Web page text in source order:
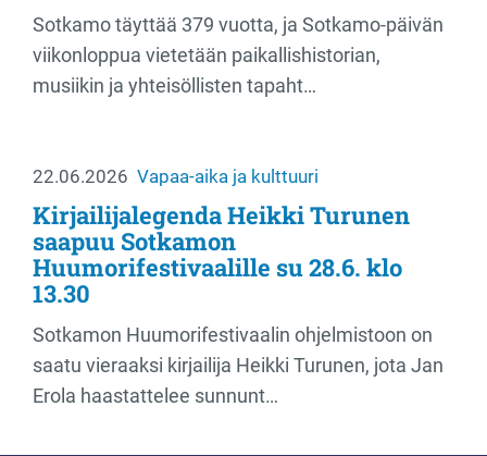
Sotkamo täyttää 379 vuotta, ja Sotkamo-päivän
viikonloppua vietetään paikallishistorian,
musiikin ja yhteisöllisten tapaht…
22.06.2026 Vapaa-aika ja kulttuuri
Kirjailijalegenda Heikki Turunen
saapuu Sotkamon
Huumorifestivaalille su 28.6. klo
13.30
Sotkamon Huumorifestivaalin ohjelmistoon on
saatu vieraaksi kirjailija Heikki Turunen, jota Jan
Erola haastattelee sunnunt…